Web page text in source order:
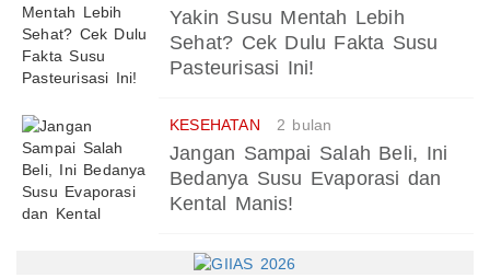
Yakin Susu Mentah Lebih
Sehat? Cek Dulu Fakta Susu
Pasteurisasi Ini!
KESEHATAN 2 bulan
Jangan Sampai Salah Beli, Ini
Bedanya Susu Evaporasi dan
Kental Manis!